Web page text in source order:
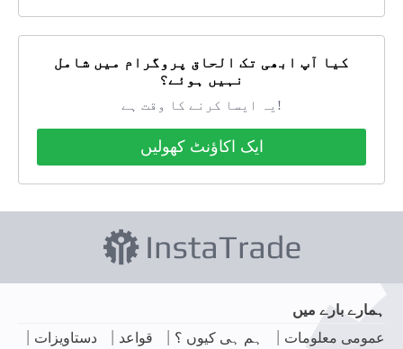
کیا آپ ابھی تک الحاق پروگرام میں شامل
نہیں ہوئے؟
یہ ایسا کرنے کا وقت ہے!
ایک اکاؤنٹ کھولیں
ہمارے بارے میں
عمومی معلومات
ہم ہی کیوں ؟ قواعد دستاویزات